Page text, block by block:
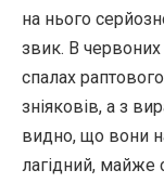
на нього
звик. В
спалах
зніяковів, а з
видно, що вони
лагідний, майже